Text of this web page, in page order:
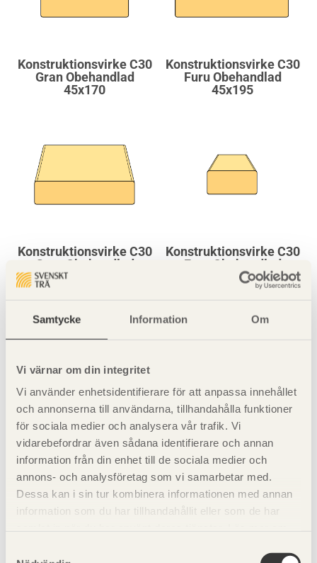
Samtycke Information Om
Vi värnar om din integritet
Vi använder enhetsidentifierare för att anpassa innehållet
och annonserna till användarna, tillhandahålla funktioner
för sociala medier och analysera vår trafik. Vi
vidarebefordrar även sådana identifierare och annan
information från din enhet till de sociala medier och
annons- och analysföretag som vi samarbetar med.
Dessa kan i sin tur kombinera informationen med annan
information som du har tillhandahållit eller som de har
Konstruktionsvirke C30
Gran Obehandlad
45x170
Konstruktionsvirke C30
Furu Obehandlad
45x195
Konstruktionsvirke C30
Gran Obehandlad
45x195
Konstruktionsvirke C30
Furu Obehandlad
45x220
Konstruktionsvirke C30
Gran Obehandlad
45x220
Konstruktionsvirke C30
Furu Obehandlad
45x245